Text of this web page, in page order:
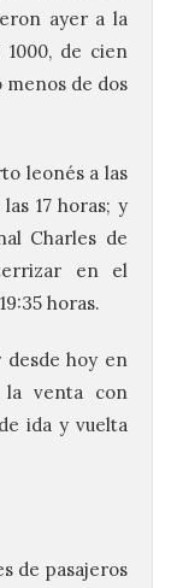
ayer a la
de cien
menos de dos
leonés a las
17 horas; y
Charles de
en el
horas.
desde hoy en
la venta con
ida y vuelta
de pasajeros